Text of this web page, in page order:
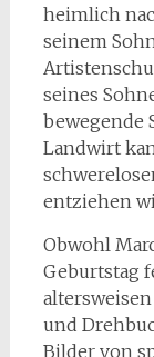
heimlich
seinem
seines
bewegende
Landwirt
entziehen
Obwohl
Geburtstag
und
Bilder von